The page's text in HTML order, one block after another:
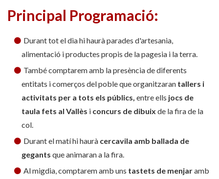
Principal Programació:
Durant tot el dia hi haurà parades d'artesania,
alimentació i productes propis de la pagesia i la terra.
També comptarem amb la presència de diferents
entitats i comerços del poble que organitzaran tallers i
activitats per a tots els públics, entre ells jocs de
taula fets al Vallès i concurs de dibuix de la fira de la
col.
Durant el matí hi haurà cercavila amb ballada de
gegants que animaran a la fira.
Al migdia, comptarem amb uns tastets de menjaramb